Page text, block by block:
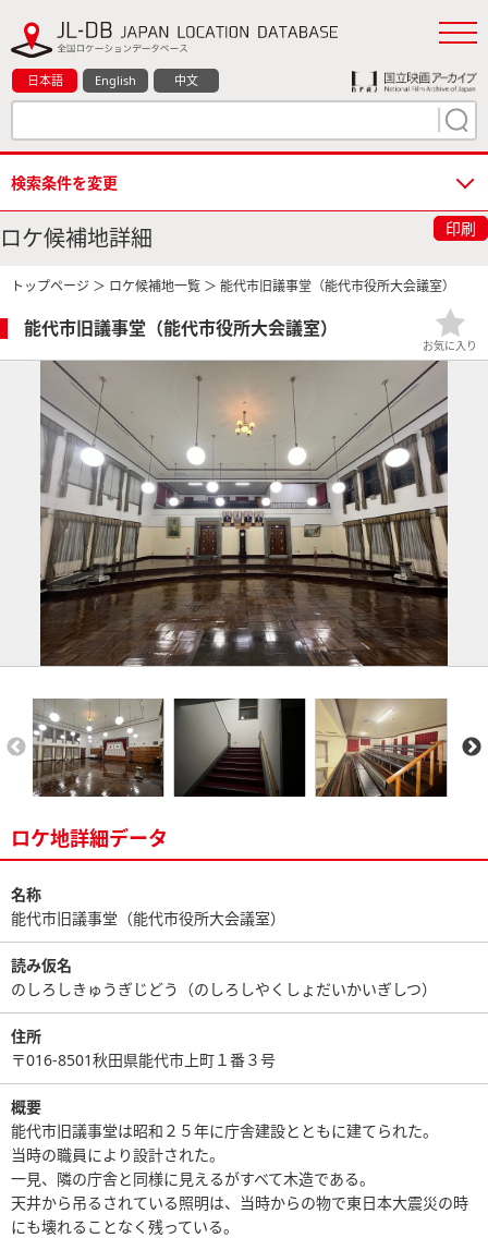
日本語 English 中文
検索条件を変更
ロケ候補地詳細 印刷
トップページ ＞ ロケ候補地一覧 ＞ 能代市旧議事堂（能代市役所大会議室）
能代市旧議事堂（能代市役所大会議室）
お気に入り
ロケ地詳細データ
名称
能代市旧議事堂（能代市役所大会議室）
読み仮名
のしろしきゅうぎじどう（のしろしやくしょだいかいぎしつ）
住所
〒016-8501秋田県能代市上町１番３号
概要
能代市旧議事堂は昭和２５年に庁舎建設とともに建てられた。
当時の職員により設計された。
一見、隣の庁舎と同様に見えるがすべて木造である。
天井から吊るされている照明は、当時からの物で東日本大震災の時
にも壊れることなく残っている。